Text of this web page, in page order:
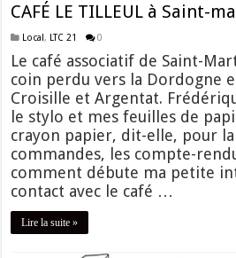
CAFÉ LE TILLEUL à Saint-
Local , LTC 21 0
Le café associatif de Saint-
coin perdu vers la Dordogne
Croisille et Argentat.
le stylo et mes feuilles de
crayon papier, dit-elle, pour
commandes, les compte-
comment débute ma petite
contact avec le café …
Lire la suite »